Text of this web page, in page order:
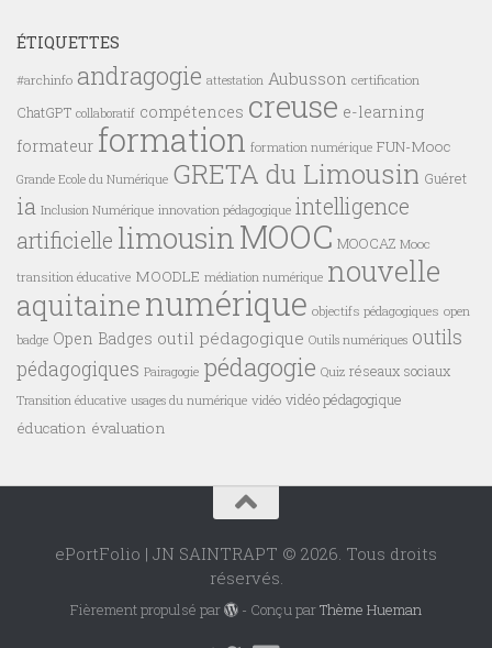
ÉTIQUETTES
#archinfo andragogie attestation Aubusson certification
ChatGPT collaboratif compétences creuse e-learning
formateur formation formation numérique FUN-Mooc
Grande Ecole du Numérique GRETA du Limousin Guéret
ia Inclusion Numérique innovation pédagogique intelligence
artificielle limousinMOOC MOOCAZ Mooc
transition éducative MOODLE médiation numérique nouvelle
aquitainenumérique objectifs pédagogiques open
badge Open Badges outil pédagogique Outils numériques outils
pédagogiques Pairagogie pédagogie Quiz réseaux sociaux
Transition éducative usages du numérique vidéo vidéo pédagogique
éducation évaluation
ePortFolio | JN SAINTRAPT © 2026. Tous droits
réservés.
Fièrement propulsé par - Conçu parThème Hueman